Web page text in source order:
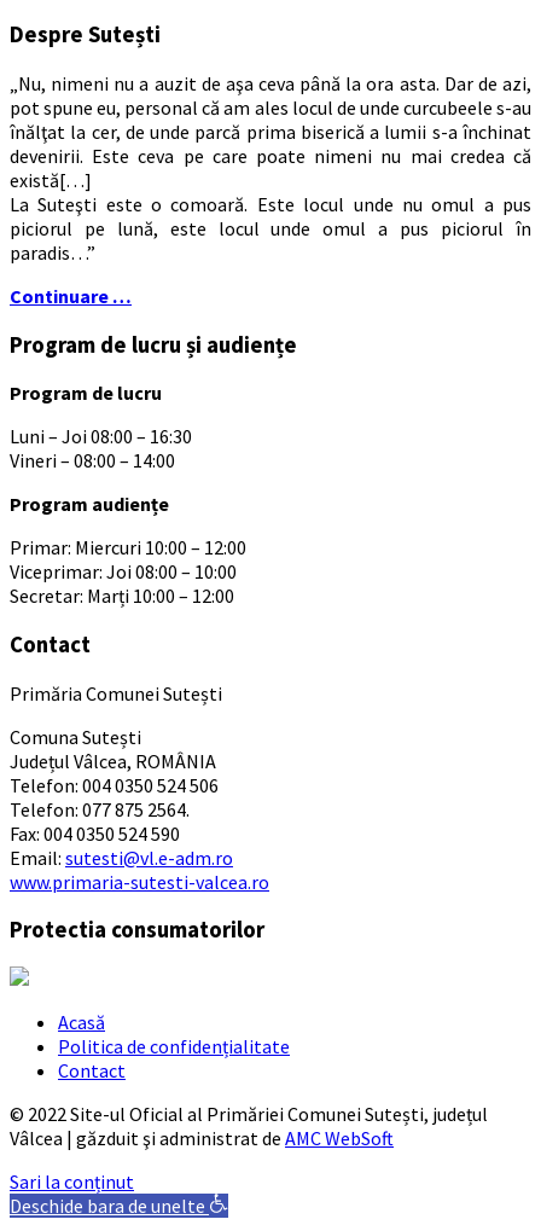
Despre Sutești
„Nu, nimeni nu a auzit de aşa ceva până la ora asta. Dar de azi,
pot spune eu, personal că am ales locul de unde curcubeele s-au
înălţat la cer, de unde parcă prima biserică a lumii s-a închinat
devenirii. Este ceva pe care poate nimeni nu mai credea că
există[…]
La Suteşti este o comoară. Este locul unde nu omul a pus
piciorul pe lună, este locul unde omul a pus piciorul în
paradis…”
Continuare …
Program de lucru și audiențe
Program de lucru
Luni – Joi 08:00 – 16:30
Vineri – 08:00 – 14:00
Program audiențe
Primar: Miercuri 10:00 – 12:00
Viceprimar: Joi 08:00 – 10:00
Secretar: Marți 10:00 – 12:00
Contact
Primăria Comunei Sutești
Comuna Sutești
Județul Vâlcea, ROMÂNIA
Telefon: 004 0350 524 506
Telefon: 077 875 2564.
Fax: 004 0350 524 590
Email: sutesti@vl.e-adm.ro
www.primaria-sutesti-valcea.ro
Protectia consumatorilor
Acasă
Politica de confidențialitate
Contact
© 2022 Site-ul Oficial al Primăriei Comunei Sutești, județul
Vâlcea | găzduit şi administrat de AMC WebSoft
Sari la conținut
Deschide bara de unelte